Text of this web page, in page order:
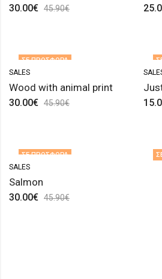
30.00€ 45.90€
ΣΕ ΠΡΟΣΦΟΡΆ
SALES
Wood with animal print
30.00€ 45.90€
ΣΕ ΠΡΟΣΦΟΡΆ
SALES
Salmon
30.00€ 45.90€